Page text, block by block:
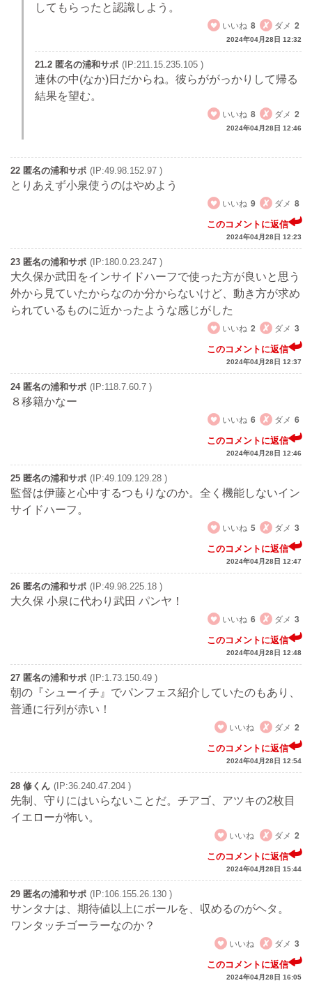
してもらったと認識しよう。
いいね 8 ダメ 2
2024年04月28日 12:32
21.2 匿名の浦和サポ (IP:211.15.235.105 )
連休の中(なか)日だからね。彼らががっかりして帰る
結果を望む。
いいね 8 ダメ 2
2024年04月28日 12:46
22 匿名の浦和サポ (IP:49.98.152.97 )
とりあえず小泉使うのはやめよう
いいね 9 ダメ 8
このコメントに返信
2024年04月28日 12:23
23 匿名の浦和サポ (IP:180.0.23.247 )
大久保か武田をインサイドハーフで使った方が良いと思う
外から見ていたからなのか分からないけど、動き方が求め
られているものに近かったような感じがした
いいね 2 ダメ 3
このコメントに返信
2024年04月28日 12:37
24 匿名の浦和サポ (IP:118.7.60.7 )
８移籍かなー
いいね 6 ダメ 6
このコメントに返信
2024年04月28日 12:46
25 匿名の浦和サポ (IP:49.109.129.28 )
監督は伊藤と心中するつもりなのか。全く機能しないイン
サイドハーフ。
いいね 5 ダメ 3
このコメントに返信
2024年04月28日 12:47
26 匿名の浦和サポ (IP:49.98.225.18 )
大久保 小泉に代わり武田 パンヤ！
いいね 6 ダメ 3
このコメントに返信
2024年04月28日 12:48
27 匿名の浦和サポ (IP:1.73.150.49 )
朝の『シューイチ』でパンフェス紹介していたのもあり、
普通に行列が赤い！
いいね
ダメ 2
このコメントに返信
2024年04月28日 12:54
28 修くん (IP:36.240.47.204 )
先制、守りにはいらないことだ。チアゴ、アツキの2枚目
イエローが怖い。
いいね
ダメ 2
このコメントに返信
2024年04月28日 15:44
29 匿名の浦和サポ (IP:106.155.26.130 )
サンタナは、期待値以上にボールを、収めるのがヘタ。
ワンタッチゴーラーなのか？
いいね
ダメ 3
このコメントに返信
2024年04月28日 16:05